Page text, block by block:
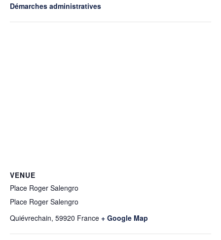
Démarches administratives
VENUE
Place Roger Salengro
Place Roger Salengro
Quiévrechain, 59920 France + Google Map